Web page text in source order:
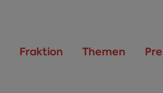
Fraktion Themen